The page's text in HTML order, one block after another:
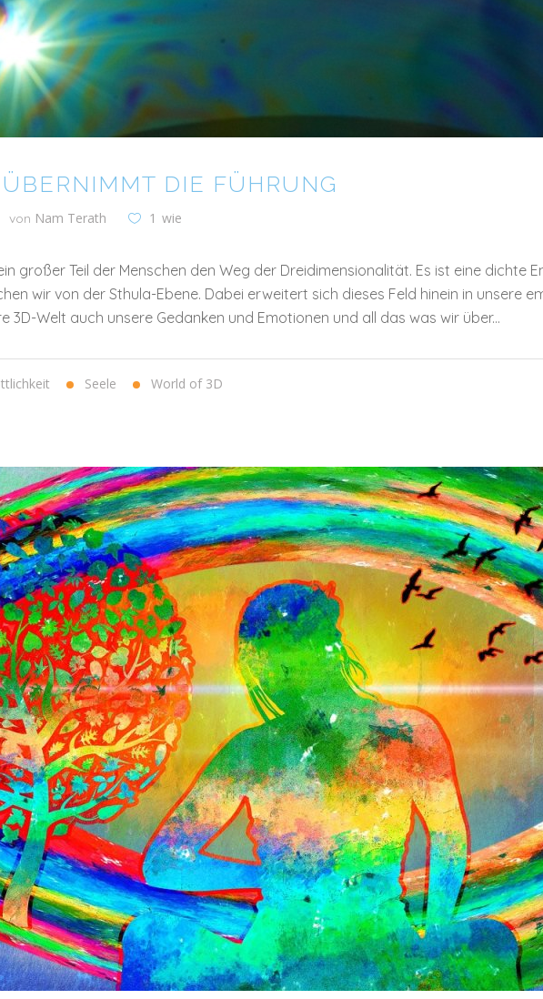
DIE FÜHRUNG
von Nam Terath 1 wie
großer Teil der Menschen den Weg der Dreidimensionalität. Es ist eine dichte
wir von der Sthula-Ebene. Dabei erweitert sich dieses Feld hinein in unsere
3D-Welt auch unsere Gedanken und Emotionen und all das was wir über...
Seele World of 3D